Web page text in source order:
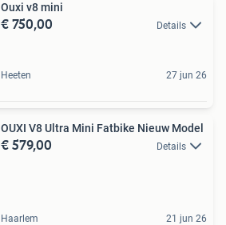
Ouxi v8 mini
€ 750,00 Details
Heeten 27 jun 26
OUXI V8 Ultra Mini Fatbike Nieuw Model
€ 579,00 Details
Haarlem 21 jun 26